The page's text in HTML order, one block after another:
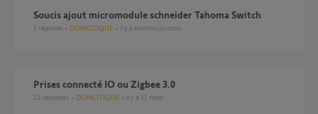
Soucis ajout micromodule schneider Tahoma Switch
1 réponse DOMOTIQUE il y a environ un mois
Prises connecté IO ou Zigbee 3.0
22 réponses DOMOTIQUE il y a 11 mois